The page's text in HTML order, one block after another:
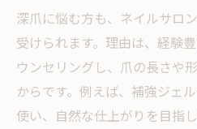
深爪に悩む方も、ネイルサロ
受けられます。理由は、経験
ウンセリングし、爪の長さや
からです。例えば、補強ジェ
使い、自然な仕上がりを目指